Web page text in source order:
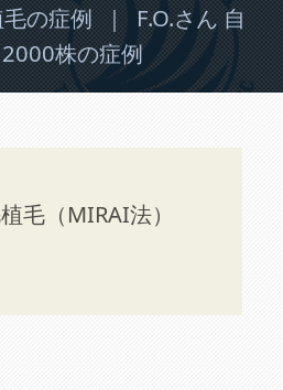
の症例｜ F.O.さん 自
株の症例
毛（MIRAI法）